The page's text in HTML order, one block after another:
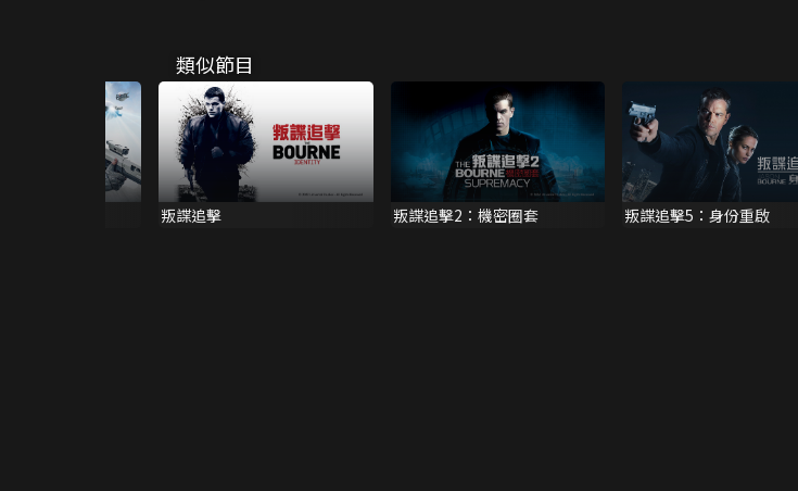
類似節目
叛諜追擊 叛諜追擊2：機密圈套 叛諜追擊5：身份重啟